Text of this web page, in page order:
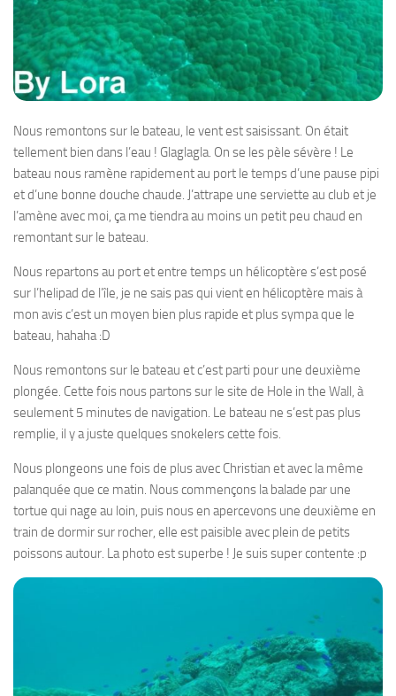
Nous remontons sur le bateau, le vent est saisissant. On était
tellement bien dans l’eau ! Glaglagla. On se les pèle sévère ! Le
bateau nous ramène rapidement au port le temps d’une pause pipi
et d’une bonne douche chaude. J’attrape une serviette au club et je
l’amène avec moi, ça me tiendra au moins un petit peu chaud en
remontant sur le bateau.
Nous repartons au port et entre temps un hélicoptère s’est posé
sur l’helipad de l’île, je ne sais pas qui vient en hélicoptère mais à
mon avis c’est un moyen bien plus rapide et plus sympa que le
bateau, hahaha :D
Nous remontons sur le bateau et c’est parti pour une deuxième
plongée. Cette fois nous partons sur le site de Hole in the Wall, à
seulement 5 minutes de navigation. Le bateau ne s’est pas plus
remplie, il y a juste quelques snokelers cette fois.
Nous plongeons une fois de plus avec Christian et avec la même
palanquée que ce matin. Nous commençons la balade par une
tortue qui nage au loin, puis nous en apercevons une deuxième en
train de dormir sur rocher, elle est paisible avec plein de petits
poissons autour. La photo est superbe ! Je suis super contente :p